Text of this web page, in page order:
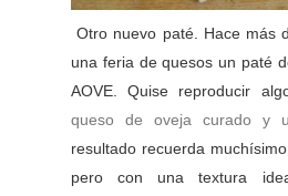
Otro nuevo paté. Hace más
una feria de quesos un paté
AOVE. Quise reproducir
queso de oveja curado y
resultado recuerda
pero con una textura